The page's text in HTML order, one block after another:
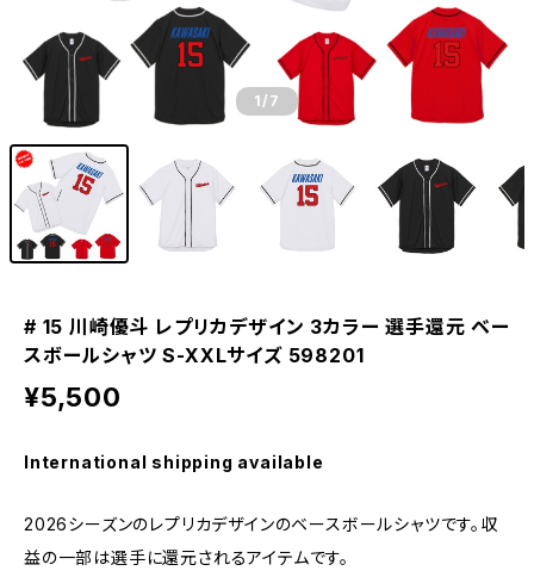
1 /7
# 15 川崎優斗 レプリカデザイン 3カラー 選手還元 ベー
スボールシャツ S-XXLサイズ 598201
¥5,500
International shipping available
2026シーズンのレプリカデザインのベースボールシャツです。収
益の一部は選手に還元されるアイテムです。